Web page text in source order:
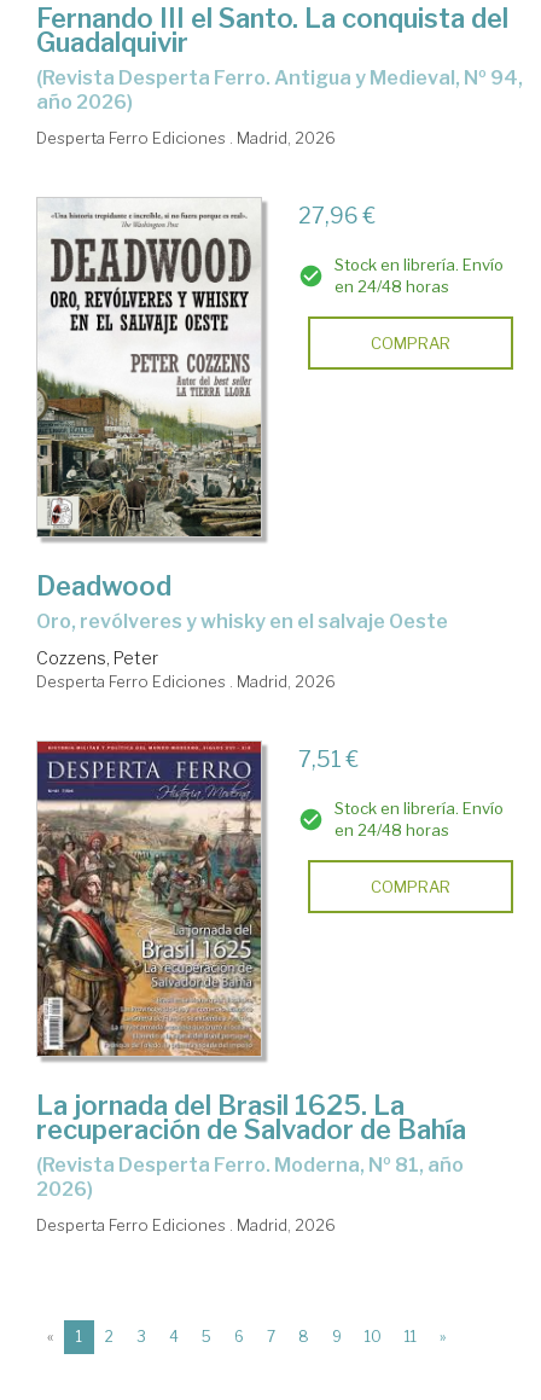
Fernando III el Santo. La conquista del
Guadalquivir
(Revista Desperta Ferro. Antigua y Medieval, Nº 94,
año 2026)
Desperta Ferro Ediciones . Madrid, 2026
27,96 €
Stock en librería. Envío
en 24/48 horas
COMPRAR
Deadwood
Oro, revólveres y whisky en el salvaje Oeste
Cozzens, Peter
Desperta Ferro Ediciones . Madrid, 2026
7,51 €
Stock en librería. Envío
en 24/48 horas
COMPRAR
La jornada del Brasil 1625. La
recuperación de Salvador de Bahía
(Revista Desperta Ferro. Moderna, Nº 81, año
2026)
Desperta Ferro Ediciones . Madrid, 2026
« 1 (current)
2 3 4 5 6 7 8 9 10 11 »